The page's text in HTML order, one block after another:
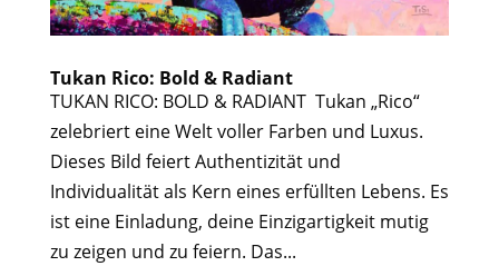
Tukan Rico: Bold & Radiant
TUKAN RICO: BOLD & RADIANT Tukan „Rico“
zelebriert eine Welt voller Farben und Luxus.
Dieses Bild feiert Authentizität und
Individualität als Kern eines erfüllten Lebens. Es
ist eine Einladung, deine Einzigartigkeit mutig
zu zeigen und zu feiern. Das...